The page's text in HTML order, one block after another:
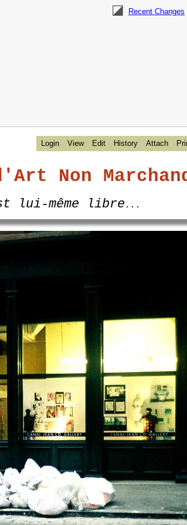
Recent Changes
Login View Edit History Attach
Non
lui-même libre ...